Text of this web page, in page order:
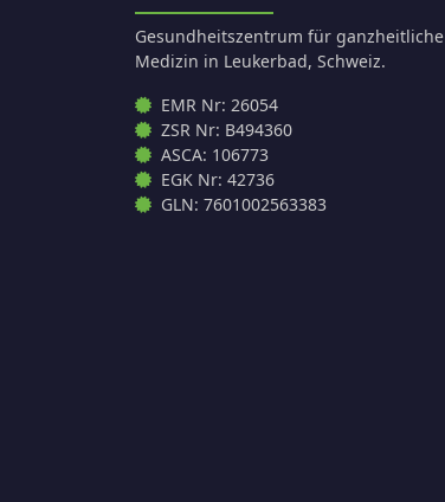
Gesundheitszentrum für ganzheitliche
Medizin in Leukerbad, Schweiz.
EMR Nr: 26054
ZSR Nr: B494360
ASCA: 106773
EGK Nr: 42736
GLN: 7601002563383